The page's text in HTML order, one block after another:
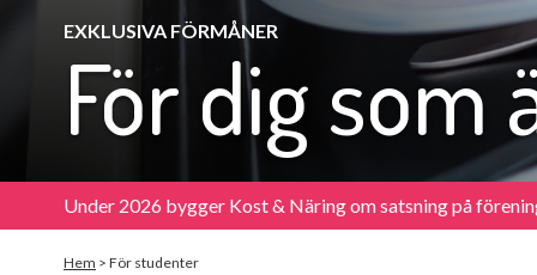
Hållbarhet
Sjukhus
Upphandling
Utrustning och lokaler
Äldreomsorg
EXKLUSIVA FÖRMÅNER
För dig som
Under 2026 bygger Kost & Näring om satsning på
Hem > För studenter